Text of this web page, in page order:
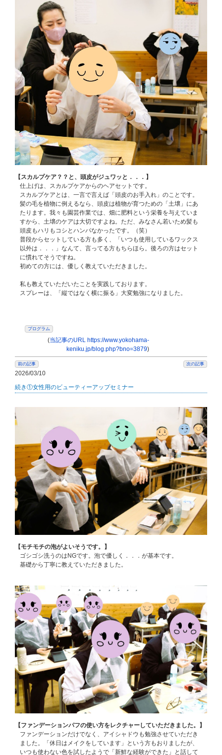
【スカルプケア？？と、頭皮がジュワッと．．．】
仕上げは、スカルプケアからのヘアセットです。
スカルプケアとは、一言で言えば「頭皮のお手入れ」のことです。
髪の毛を植物に例えるなら、頭皮は植物が育つための「土壌」にあ
たります。我々も園芸作業では、畑に肥料という栄養を与えていま
すから、土壌のケアは大切ですよね。ただ、みなさん若いため髪も
頭皮もハリもコシとハンパなかったです。（笑）
普段からセットしている方も多く、「いつも使用しているワックス
以外は．．．」なんて、言ってる方もちらほら。後ろの方はセット
に慣れてそうですね。
初めての方には、優しく教えていただきました。
私も教えていただいたことを実践しております。
スプレーは、「縦ではなく横に振る」大変勉強になりました。
プログラム
(当記事のURL https://www.yokohama-
keniku.jp/blog.php?bno=3879)
前の記事 次の記事
2026/03/10
続き①女性用のビューティーアップセミナー
【モチモチの泡がよいそうです。】
ゴシゴシ洗うのはNGです。泡で優しく．．．が基本です。
基礎から丁寧に教えていただきました。
【ファンデーションパフの使い方をレクチャーしていただきました。】
ファンデーションだけでなく、アイシャドウも勉強させていただき
ました。「休日はメイクをしています」という方もおりましたが、
いつも使わない色を試したようで「新鮮な経験ができた」と話して